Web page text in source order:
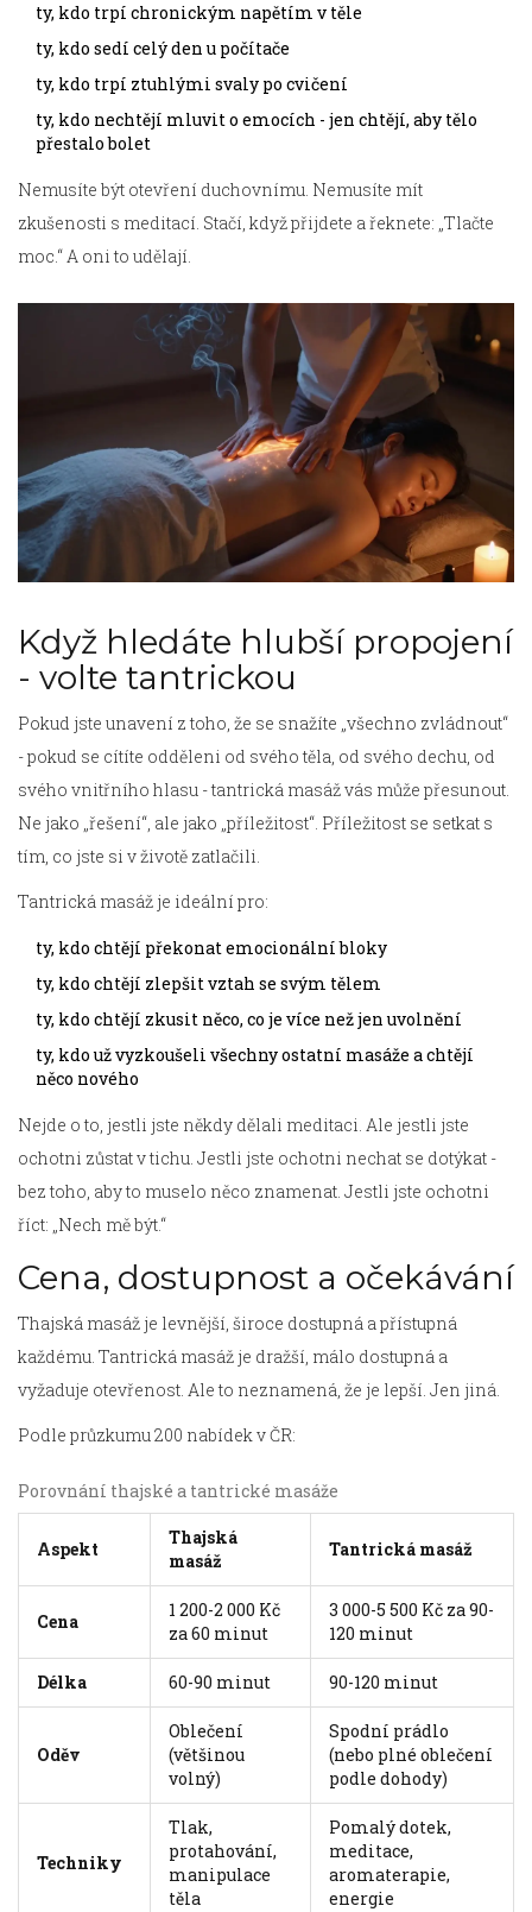
ty, kdo trpí chronickým napětím v těle
ty, kdo sedí celý den u počítače
ty, kdo trpí ztuhlými svaly po cvičení
ty, kdo nechtějí mluvit o emocích - jen chtějí, aby tělo
přestalo bolet
Nemusíte být otevření duchovnímu. Nemusíte mít
zkušenosti s meditací. Stačí, když přijdete a řeknete: „Tlačte
moc.“ A oni to udělají.
Když hledáte hlubší propojení
- volte tantrickou
Pokud jste unavení z toho, že se snažíte „všechno zvládnout“
- pokud se cítíte odděleni od svého těla, od svého dechu, od
svého vnitřního hlasu - tantrická masáž vás může přesunout.
Ne jako „řešení“, ale jako „příležitost“. Příležitost se setkat s
tím, co jste si v životě zatlačili.
Tantrická masáž je ideální pro:
ty, kdo chtějí překonat emocionální bloky
ty, kdo chtějí zlepšit vztah se svým tělem
ty, kdo chtějí zkusit něco, co je více než jen uvolnění
ty, kdo už vyzkoušeli všechny ostatní masáže a chtějí
něco nového
Nejde o to, jestli jste někdy dělali meditaci. Ale jestli jste
ochotni zůstat v tichu. Jestli jste ochotni nechat se dotýkat -
bez toho, aby to muselo něco znamenat. Jestli jste ochotni
říct: „Nech mě být.“
Cena, dostupnost a očekávání
Thajská masáž je levnější, široce dostupná a přístupná
každému. Tantrická masáž je dražší, málo dostupná a
vyžaduje otevřenost. Ale to neznamená, že je lepší. Jen jiná.
Podle průzkumu 200 nabídek v ČR:
Porovnání thajské a tantrické masáže
Aspekt
Thajská
masáž
Tantrická masáž
Cena
1 200-2 000 Kč
za 60 minut
3 000-5 500 Kč za 90-
120 minut
Délka 60-90 minut 90-120 minut
Oděv
Oblečení
(většinou
volný)
Spodní prádlo
(nebo plné oblečení
podle dohody)
Techniky
Tlak,
protahování,
manipulace
těla
Pomalý dotek,
meditace,
aromaterapie,
energie